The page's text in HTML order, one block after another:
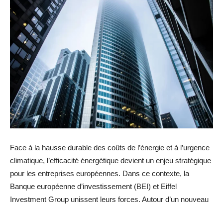
Face à la hausse durable des coûts de l’énergie et à l’urgence
climatique, l’efficacité énergétique devient un enjeu stratégique
pour les entreprises européennes. Dans ce contexte, la
Banque européenne d’investissement (BEI) et Eiffel
Investment Group unissent leurs forces. Autour d’un nouveau